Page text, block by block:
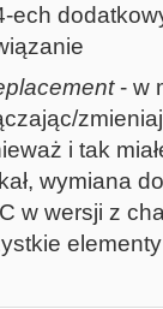
ech
- w
i tak
wymiana
w wersji z
elementy